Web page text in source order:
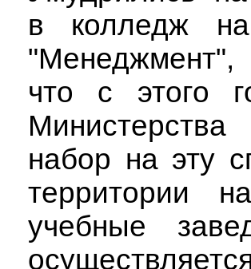
в колледж на
что с этого
набор на эту
территории
учебные